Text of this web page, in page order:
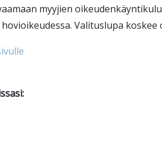
myyjien
Valituslupa